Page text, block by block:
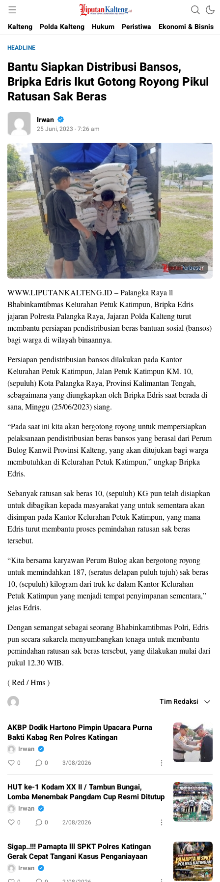
Liputan Kalteng
Akurat, Terpercaya & Independent
Kalteng
Polda Kalteng Hukum Peristiwa Ekonomi & Bisnis
HEADLINE
Bantu Siapkan Distribusi Bansos,
Bripka Edris Ikut Gotong Royong Pikul
Ratusan Sak Beras
Irwan
25 Juni, 2023 - 7:26 am
Perbesar
WWW.LIPUTANKALTENG.ID – Palangka Raya ll
Bhabinkamtibmas Kelurahan Petuk Katimpun, Bripka Edris
jajaran Polresta Palangka Raya, Jajaran Polda Kalteng turut
membantu persiapan pendistribusian beras bantuan sosial (bansos)
bagi warga di wilayah binaannya.
Persiapan pendistribusian bansos dilakukan pada Kantor
Kelurahan Petuk Katimpun, Jalan Petuk Katimpun KM. 10,
(sepuluh) Kota Palangka Raya, Provinsi Kalimantan Tengah,
sebagaimana yang diungkapkan oleh Bripka Edris saat berada di
sana, Minggu (25/06/2023) siang.
“Pada saat ini kita akan bergotong royong untuk mempersiapkan
pelaksanaan pendistribusian beras bansos yang berasal dari Perum
Bulog Kanwil Provinsi Kalteng, yang akan ditujukan bagi warga
membutuhkan di Kelurahan Petuk Katimpun,” ungkap Bripka
Edris.
Sebanyak ratusan sak beras 10, (sepuluh) KG pun telah disiapkan
untuk dibagikan kepada masyarakat yang untuk sementara akan
disimpan pada Kantor Kelurahan Petuk Katimpun, yang mana
Edris turut membantu proses pemindahan ratusan sak beras
tersebut.
“Kita bersama karyawan Perum Bulog akan bergotong royong
untuk memindahkan 187, (seratus delapan puluh tujuh) sak beras
10, (sepuluh) kilogram dari truk ke dalam Kantor Kelurahan
Petuk Katimpun yang menjadi tempat penyimpanan sementara,”
jelas Edris.
Dengan semangat sebagai seorang Bhabinkamtibmas Polri, Edris
pun secara sukarela menyumbangkan tenaga untuk membantu
pemindahan ratusan sak beras tersebut, yang dilakukan mulai dari
pukul 12.30 WIB.
( Red / Hms )
Tim Redaksi
AKBP Dodik Hartono Pimpin Upacara Purna
Bakti Kabag Ren Polres Katingan
Irwan
0 0 3/08/2026
HUT ke-1 Kodam XX II / Tambun Bungai,
Lomba Menembak Pangdam Cup Resmi Ditutup
Irwan
0 0 2/08/2026
Sigap..!!! Pamapta lll SPKT Polres Katingan
Gerak Cepat Tangani Kasus Penganiayaan
Irwan